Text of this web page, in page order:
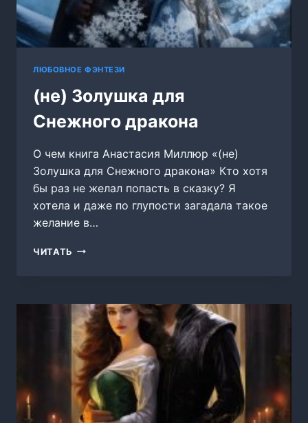
ЛЮБОВНОЕ ФЭНТЕЗИ
(не) Золушка для
Снежного дракона
О чем книга Анастасия Миллюр «(не)
Золушка для Снежного дракона» Кто хотя
бы раз не желал попасть в сказку? Я
хотела и даже по глупости загадала такое
желание в…
ЧИТАТЬ (НЕ)
ДРАКОНА